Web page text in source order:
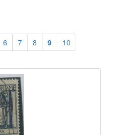
6 7 8 9 10